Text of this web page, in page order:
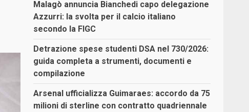
Malagò annuncia Bianchedi capo delegazione
Azzurri: la svolta per il calcio italiano
secondo la FIGC
Detrazione spese studenti DSA nel 730/2026:
guida completa a strumenti, documenti e
compilazione
Arsenal ufficializza Guimaraes: accordo da 75
milioni di sterline con contratto quadriennale